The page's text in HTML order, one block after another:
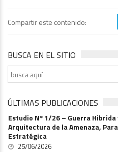
Compartir este contenido:
BUSCA EN EL SITIO
ÚLTIMAS PUBLICACIONES
Estudio Nº 1/26 – Guerra
Arquitectura de la Amenaza,
Estratégica
25/06/2026